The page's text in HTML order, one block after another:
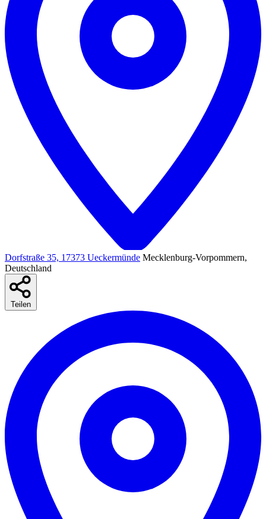
Dorfstraße 35, 17373 Ueckermünde Mecklenburg-Vorpommern,
Deutschland
Teilen